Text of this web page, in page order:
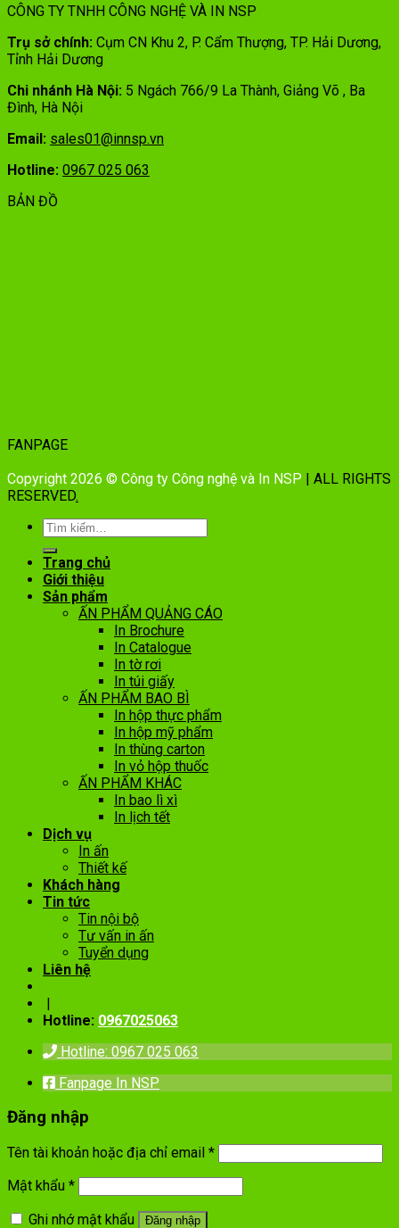
CÔNG TY TNHH CÔNG NGHỆ VÀ IN NSP
Trụ sở chính: Cụm CN Khu 2, P. Cẩm Thượng, TP. Hải Dương,
Tỉnh Hải Dương
Chi nhánh Hà Nội: 5 Ngách 766/9 La Thành, Giảng Võ , Ba
Đình, Hà Nội
Email: sales01@innsp.vn
Hotline: 0967 025 063
BẢN ĐỒ
FANPAGE
Copyright 2026 © Công ty Công nghệ và In NSP | ALL RIGHTS
RESERVED.
Trang chủ
Giới thiệu
Sản phẩm
ẤN PHẨM QUẢNG CÁO
In Brochure
In Catalogue
In tờ rơi
In túi giấy
ẤN PHẨM BAO BÌ
In hộp thực phẩm
In hộp mỹ phẩm
In thùng carton
In vỏ hộp thuốc
ẤN PHẨM KHÁC
In bao lì xì
In lịch tết
Dịch vụ
In ấn
Thiết kế
Khách hàng
Tin tức
Tin nội bộ
Tư vấn in ấn
Tuyển dụng
Liên hệ
|
Hotline: 0967025063
Hotline: 0967 025 063
Fanpage In NSP
Đăng nhập
Tên tài khoản hoặc địa chỉ email *
Mật khẩu *
Ghi nhớ mật khẩu
Đăng nhập